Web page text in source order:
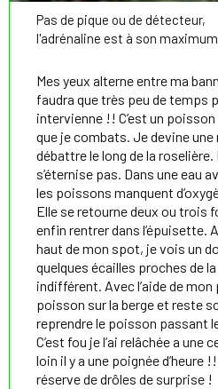
Pas de pique ou de détecteur,
l'adrénaline est à son
Mes yeux alterne entre ma
faudra que très peu de temps
intervienne !! C’est un
que je combats. Je devine
débattre le long de la
s’éternise pas. Dans une eau
les poissons manquent
Elle se retourne deux ou trois
enfin rentrer dans l’épuisette.
haut de mon spot, je vois un
quelques écailles proches de
indifférent. Avec l’aide de
poisson sur la berge et reste
reprendre le poisson passant
C’est fou je l’ai relâchée a une
loin il y a une poignée d’heure
réserve de drôles de surprise !